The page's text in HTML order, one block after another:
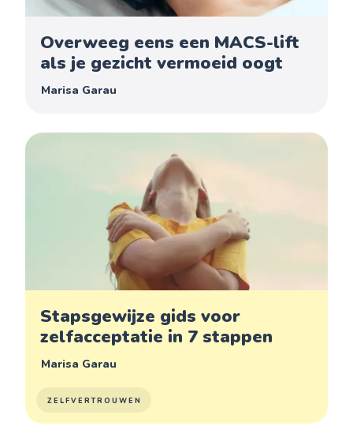
Overweeg eens een MACS-lift
als je gezicht vermoeid oogt
Marisa Garau
Stapsgewijze gids voor
zelfacceptatie in 7 stappen
Marisa Garau
ZELFVERTROUWEN